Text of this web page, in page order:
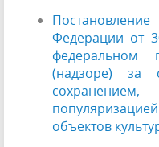
Постановление
Федерации от
федеральном
(надзоре) за
объектов